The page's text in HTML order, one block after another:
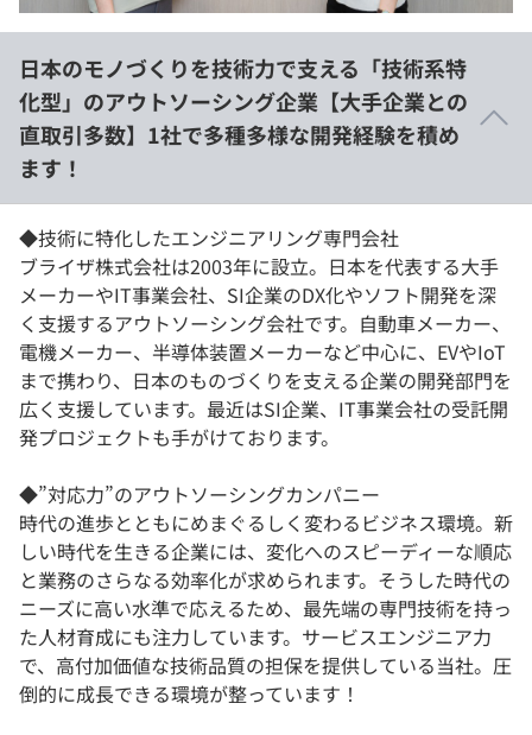
プラン
個人向けプラン
法人向けプラン
契約内容・クーポン
日本のモノづくりを技術力で支える「技術系特
化型」のアウトソーシング企業【大手企業との
直取引多数】1社で多種多様な開発経験を積め
ます！
◆技術に特化したエンジニアリング専門会社
ブライザ株式会社は2003年に設立。日本を代表する大手
メーカーやIT事業会社、SI企業のDX化やソフト開発を深
く支援するアウトソーシング会社です。自動車メーカー、
電機メーカー、半導体装置メーカーなど中心に、EVやIoT
まで携わり、日本のものづくりを支える企業の開発部門を
広く支援しています。最近はSI企業、IT事業会社の受託開
発プロジェクトも手がけております。
◆”対応力”のアウトソーシングカンパニー
時代の進歩とともにめまぐるしく変わるビジネス環境。新
しい時代を生きる企業には、変化へのスピーディーな順応
と業務のさらなる効率化が求められます。そうした時代の
ニーズに高い水準で応えるため、最先端の専門技術を持っ
た人材育成にも注力しています。サービスエンジニア力
で、高付加価値な技術品質の担保を提供している当社。圧
倒的に成長できる環境が整っています！